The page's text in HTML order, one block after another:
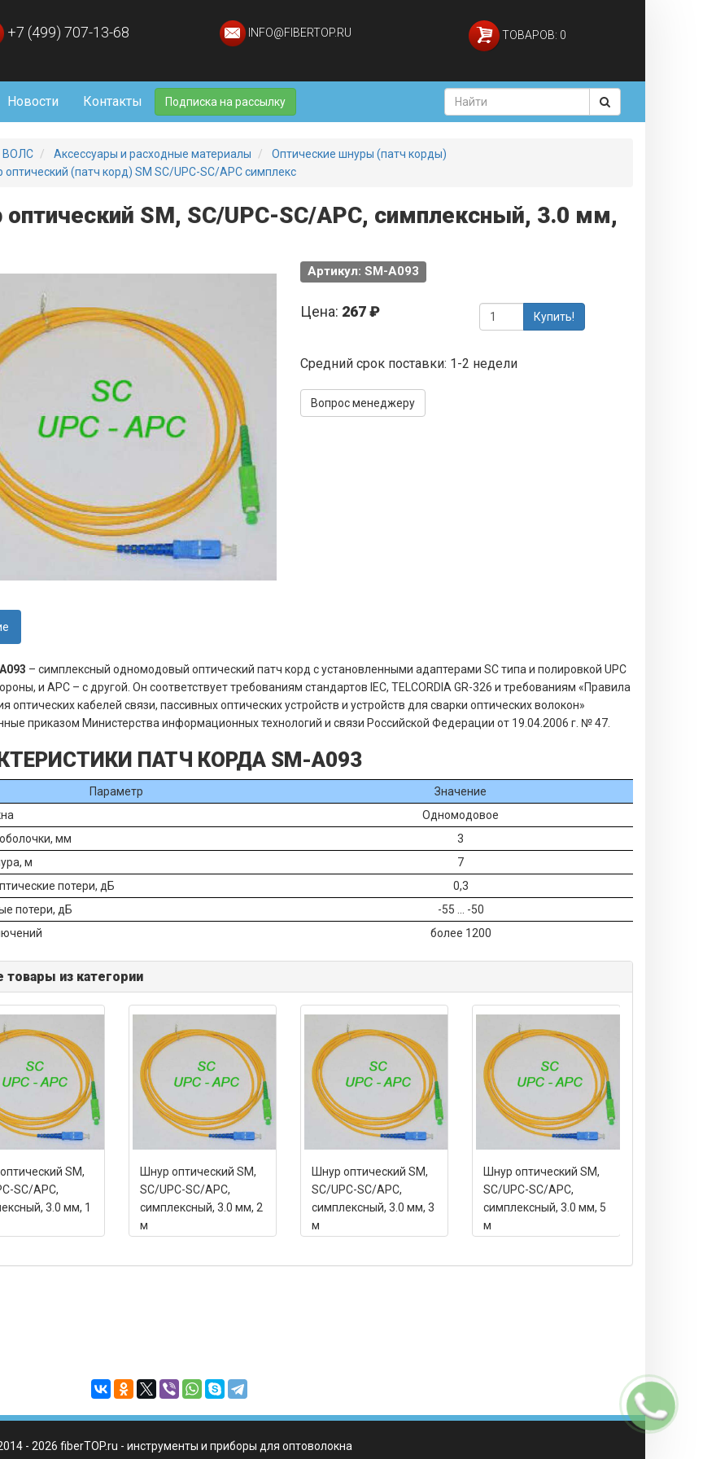
+7 (499) 707-13-68 INFO@FIBERTOP.RU ТОВАРОВ: 0
Новости Контакты Подписка на рассылку
ВОЛС Аксессуары и расходные материалы
Оптические шнуры (патч корды)
оптический (патч корд) SM SC/UPC-SC/APC симплекс
SM, SC/UPC-SC/APC, симплексный, 3.0 мм,
Артикул: SM-A093
Цена: 267 ₽ Купить!
Средний срок поставки: 1-2 недели
Вопрос менеджеру
– симплексный одномодовый оптический патч корд с установленными адаптерами SC типа и полировкой UPC
и APC – с другой. Он соответствует требованиям стандартов IEC, TELCORDIA GR-326 и требованиям «Правила
оптических кабелей связи, пассивных оптических устройств и устройств для сварки оптических волокон»
приказом Министерства информационных технологий и связи Российской Федерации от 19.04.2006 г. № 47.
ПАТЧ КОРДА SM-A093
Параметр
Значение
Одномодовое
мм
3
м
7
потери, дБ
0,3
потери, дБ
-55 ... -50
более 1200
товары из категории
SM,
SC/APC,
3.0 мм, 1
Шнур оптический SM,
SC/UPC-SC/APC,
симплексный, 3.0 мм, 2
м
Шнур оптический SM,
SC/UPC-SC/APC,
симплексный, 3.0 мм, 3
м
Шнур оптический SM,
SC/UPC-SC/APC,
симплексный, 3.0 мм, 5
м
- 2026 fiberTOP.ru - инструменты и приборы для оптоволокна
Заказать
звонок